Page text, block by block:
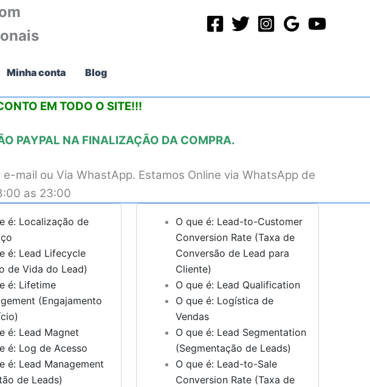
Minha conta Blog
EM TODO O SITE!!!
PAYPAL NA FINALIZAÇÃO DA COMPRA.
mail ou Via WhastApp. Estamos Online via WhatsApp de
as 23:00
é: Localização de
é: Lead Lifecycle
de Vida do Lead)
é: Lifetime
(Engajamento
é: Lead Magnet
é: Log de Acesso
é: Lead Management
de Leads)
O que é: Lead-to-Customer
Conversion Rate (Taxa de
Conversão de Lead para
Cliente)
O que é: Lead Qualification
O que é: Logística de
Vendas
O que é: Lead Segmentation
(Segmentação de Leads)
O que é: Lead-to-Sale
Conversion Rate (Taxa de